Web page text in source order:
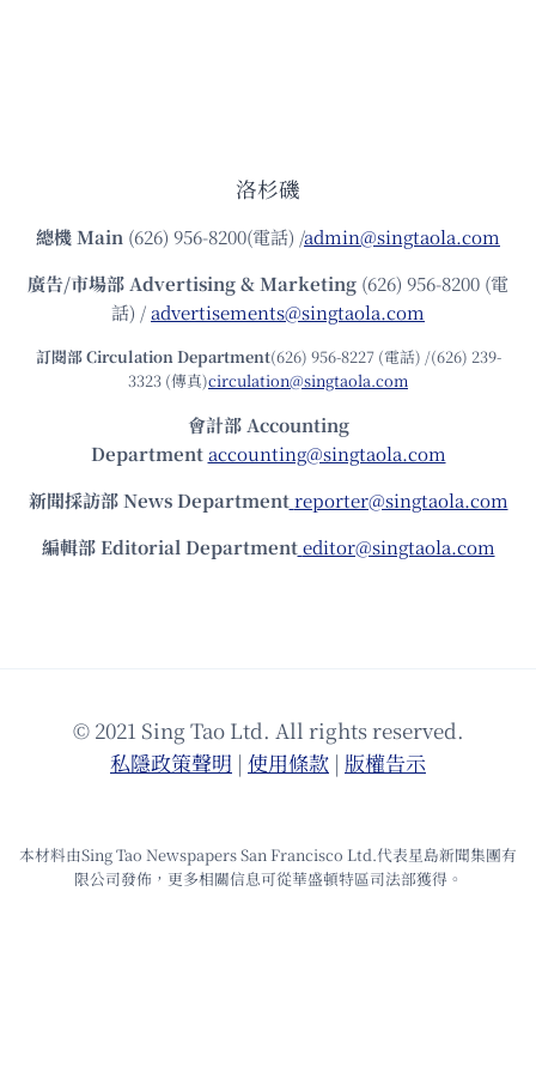
洛杉磯
總機Main (626) 956-8200(電話) /admin@singtaola.com
廣告/市場部Advertising & Marketing (626) 956-8200 (電
話) /advertisements@singtaola.com
訂閱部 Circulation Department(626) 956-8227 (電話) /(626) 239-
3323 (傳真)circulation@singtaola.com
會計部 Accounting
Department accounting@singtaola.com
新聞採訪部 News Department reporter@singtaola.com
編輯部 Editorial Department editor@singtaola.com
© 2021 Sing Tao Ltd. All rights reserved.
私隱政策聲明 | 使⽤條款 | 版權告⽰
本材料由Sing Tao Newspapers San Francisco Ltd.代表星島新聞集團有
限公司發佈，更多相關信息可從華盛頓特區司法部獲得。